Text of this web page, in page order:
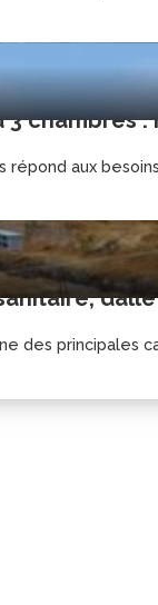
chambres
répond aux
des principales